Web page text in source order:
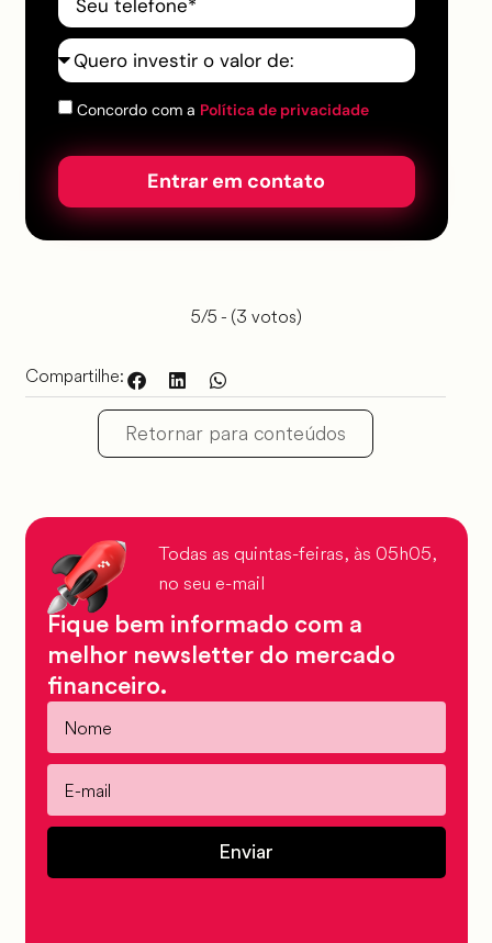
Concordo com a Política de privacidade
Entrar em contato
5/5 - (3 votos)
Compartilhe:
Retornar para conteúdos
Todas as quintas-feiras, às 05h05,
no seu e-mail
Fique bem informado com a
melhor newsletter do mercado
financeiro.
Enviar